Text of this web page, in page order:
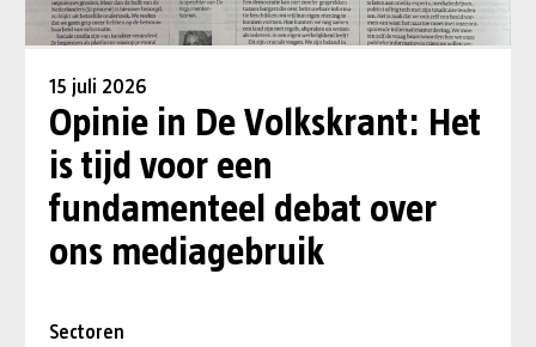
15 juli 2026
Opinie in De Volkskrant: Het
is tijd voor een
fundamenteel debat over
ons mediagebruik
Sectoren